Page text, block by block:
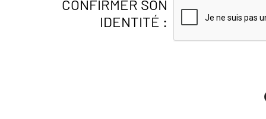
CONFIRMER SON
IDENTITÉ :